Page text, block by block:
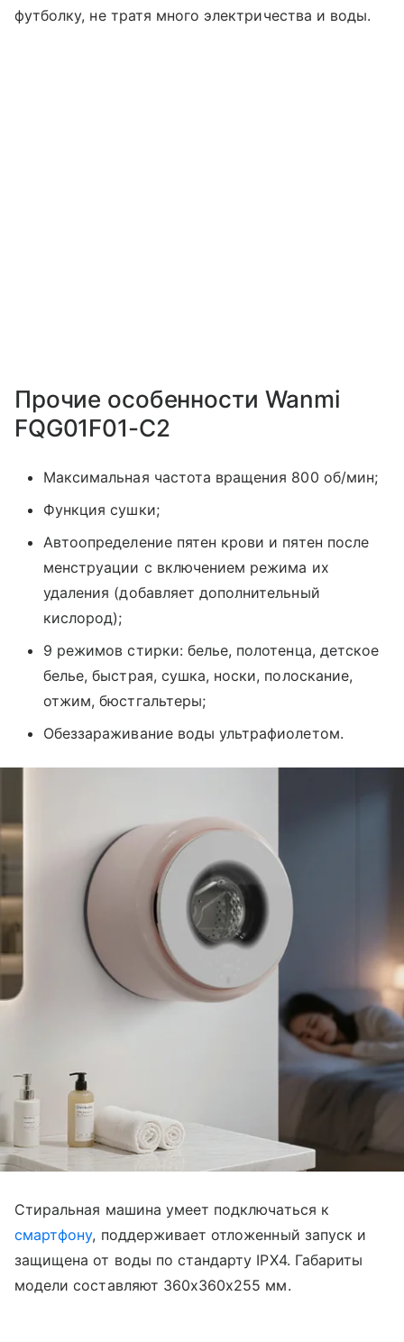
футболку, не тратя много электричества и воды.
Прочие особенности Wanmi
FQG01F01-C2
Максимальная частота вращения 800 об/мин;
Функция сушки;
Автоопределение пятен крови и пятен после
менструации с включением режима их
удаления (добавляет дополнительный
кислород);
9 режимов стирки: белье, полотенца, детское
белье, быстрая, сушка, носки, полоскание,
отжим, бюстгальтеры;
Обеззараживание воды ультрафиолетом.
Стиральная машина умеет подключаться к
смартфону, поддерживает отложенный запуск и
защищена от воды по стандарту IPX4. Габариты
модели составляют 360х360х255 мм.